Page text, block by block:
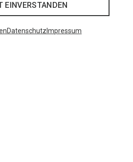
EINVERSTANDEN
Datenschutz Impressum